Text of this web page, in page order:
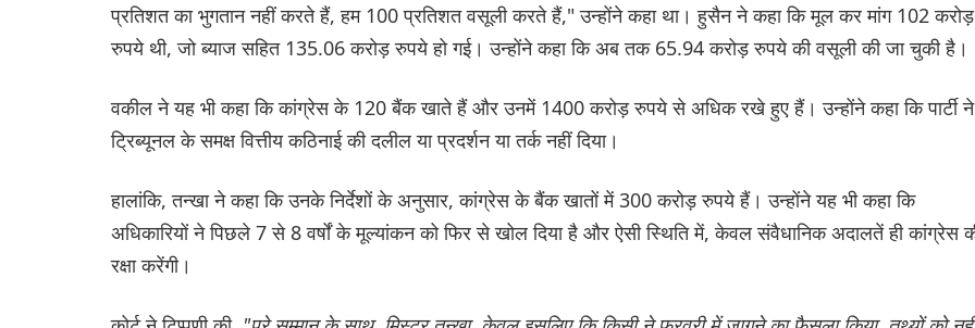
प्रतिशत का भुगतान नहीं करते हैं, हम 100 प्रतिशत वसूली करते हैं," उन्होंने कहा था। हुसैन ने कहा कि मूल कर मांग 102 करोड़
रुपये थी, जो ब्याज सहित 135.06 करोड़ रुपये हो गई। उन्होंने कहा कि अब तक 65.94 करोड़ रुपये की वसूली की जा चुकी है।
वकील ने यह भी कहा कि कांग्रेस के 120 बैंक खाते हैं और उनमें 1400 करोड़ रुपये से अधिक रखे हुए हैं। उन्होंने कहा कि पार्टी ने
ट्रिब्यूनल के समक्ष वित्तीय कठिनाई की दलील या प्रदर्शन या तर्क नहीं दिया।
हालांकि, तन्खा ने कहा कि उनके निर्देशों के अनुसार, कांग्रेस के बैंक खातों में 300 करोड़ रुपये हैं। उन्होंने यह भी कहा कि
अधिकारियों ने पिछले 7 से 8 वर्षों के मूल्यांकन को फिर से खोल दिया है और ऐसी स्थिति में, केवल संवैधानिक अदालतें ही कांग्रेस
रक्षा करेंगी।